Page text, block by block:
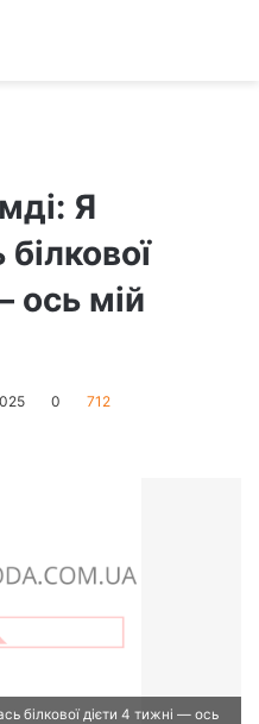
Я
ось мій
0 712
білкової дієти 4 тижні — ось